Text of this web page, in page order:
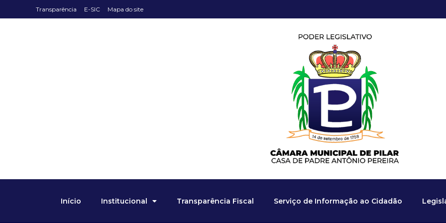
Transparência E-SIC Mapa do site
Início Institucional Transparência Fiscal Serviço de Informação ao Cidadão